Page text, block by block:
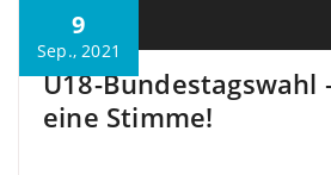
9
Sep., 2021
M. Özkan
U18-Bundestagswahl
eine Stimme!